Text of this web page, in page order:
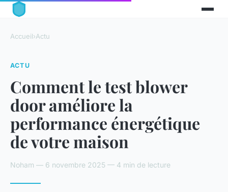
Accueil›Actu
ACTU
Comment le test blower
door améliore la
performance énergétique
de votre maison
Noham — 6 novembre 2025 — 4 min de lecture